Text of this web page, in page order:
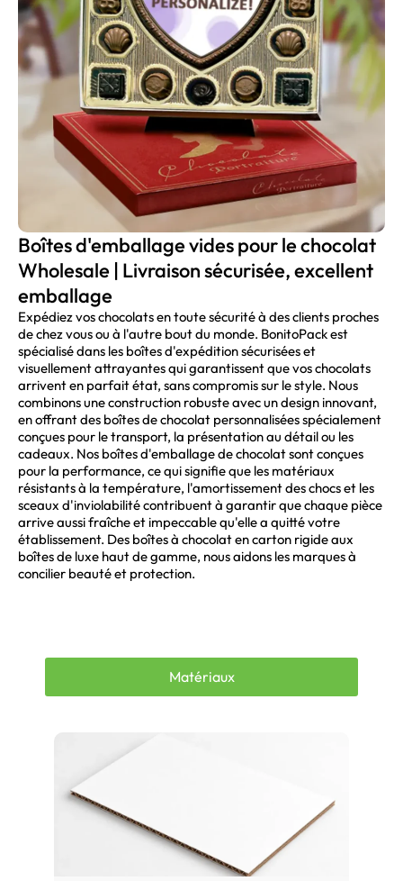
Boîtes d'emballage vides pour le chocolat
Wholesale | Livraison sécurisée, excellent
emballage
Expédiez vos chocolats en toute sécurité à des clients proches
de chez vous ou à l'autre bout du monde. BonitoPack est
spécialisé dans les boîtes d'expédition sécurisées et
visuellement attrayantes qui garantissent que vos chocolats
arrivent en parfait état, sans compromis sur le style. Nous
combinons une construction robuste avec un design innovant,
en offrant des boîtes de chocolat personnalisées spécialement
conçues pour le transport, la présentation au détail ou les
cadeaux. Nos boîtes d'emballage de chocolat sont conçues
pour la performance, ce qui signifie que les matériaux
résistants à la température, l'amortissement des chocs et les
sceaux d'inviolabilité contribuent à garantir que chaque pièce
arrive aussi fraîche et impeccable qu'elle a quitté votre
établissement. Des boîtes à chocolat en carton rigide aux
boîtes de luxe haut de gamme, nous aidons les marques à
concilier beauté et protection.
Matériaux